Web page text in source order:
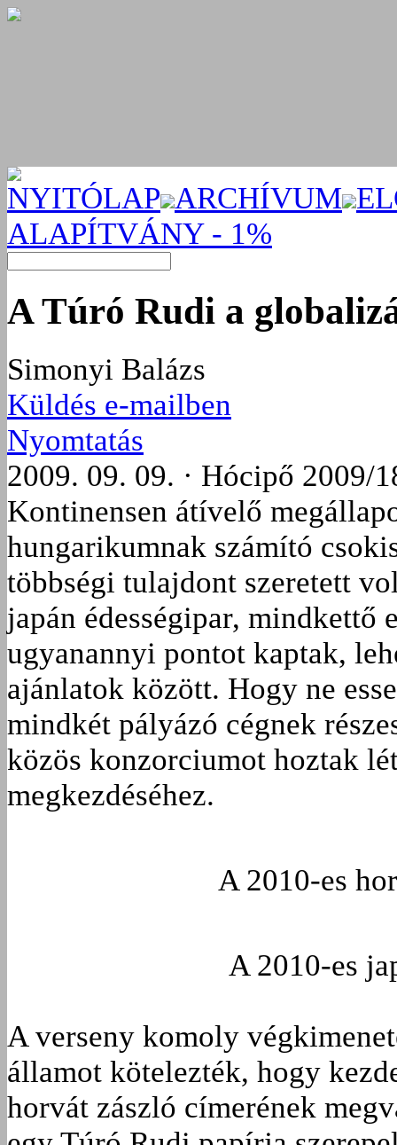
NYITÓLAP ARCHÍVUM
ALAPÍTVÁNY - 1%
A Túró Rudi a
Simonyi Balázs
Küldés e-mailben
Nyomtatás
2009. 09. 09. · Hócipő 2009/
Kontinensen átívelő
hungarikumnak számító
többségi tulajdont szeretett
japán édességipar, mindkettő
ugyanannyi pontot kaptak,
ajánlatok között. Hogy ne
mindkét pályázó cégnek
közös konzorciumot hoztak
megkezdéséhez.
A 2010-es
A 2010-es
A verseny komoly
államot kötelezték, hogy
horvát zászló címerének